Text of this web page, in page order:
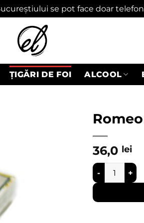
se pot face doar
ȚIGĂRI DE FOI ALCOOL
36,0 lei
Cantitate